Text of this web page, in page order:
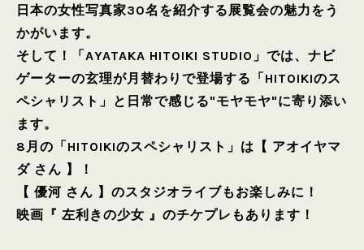
日本の女性写真家30名を紹介する展覧会の魅力をう
かがいます。
そして！「AYATAKA HITOIKI STUDIO」では、ナビ
ゲーターの玄理が月替わりで登場する「HITOIKIのス
ペシャリスト」と日常で感じる"モヤモヤ"に寄り添い
ます。
8月の「HITOIKIのスペシャリスト」は【 アオイヤマ
ダ さん 】！
【 優河 さん 】のスタジオライブもお楽しみに！
映画『 左利きの少女 』のチケプレもあります！